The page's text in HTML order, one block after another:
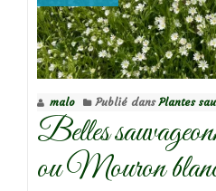
pré
malo Publié dansPlantes
Belles
ou Mouron